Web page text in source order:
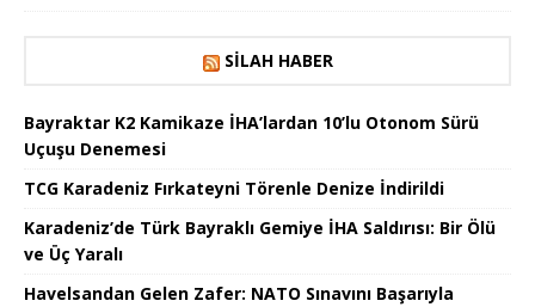
SILAH HABER
Bayraktar K2 Kamikaze İHA’lardan 10’lu Otonom Sürü
Uçuşu Denemesi
TCG Karadeniz Fırkateyni Törenle Denize İndirildi
Karadeniz’de Türk Bayraklı Gemiye İHA Saldırısı: Bir Ölü
ve Üç Yaralı
Havelsandan Gelen Zafer: NATO Sınavını Başarıyla